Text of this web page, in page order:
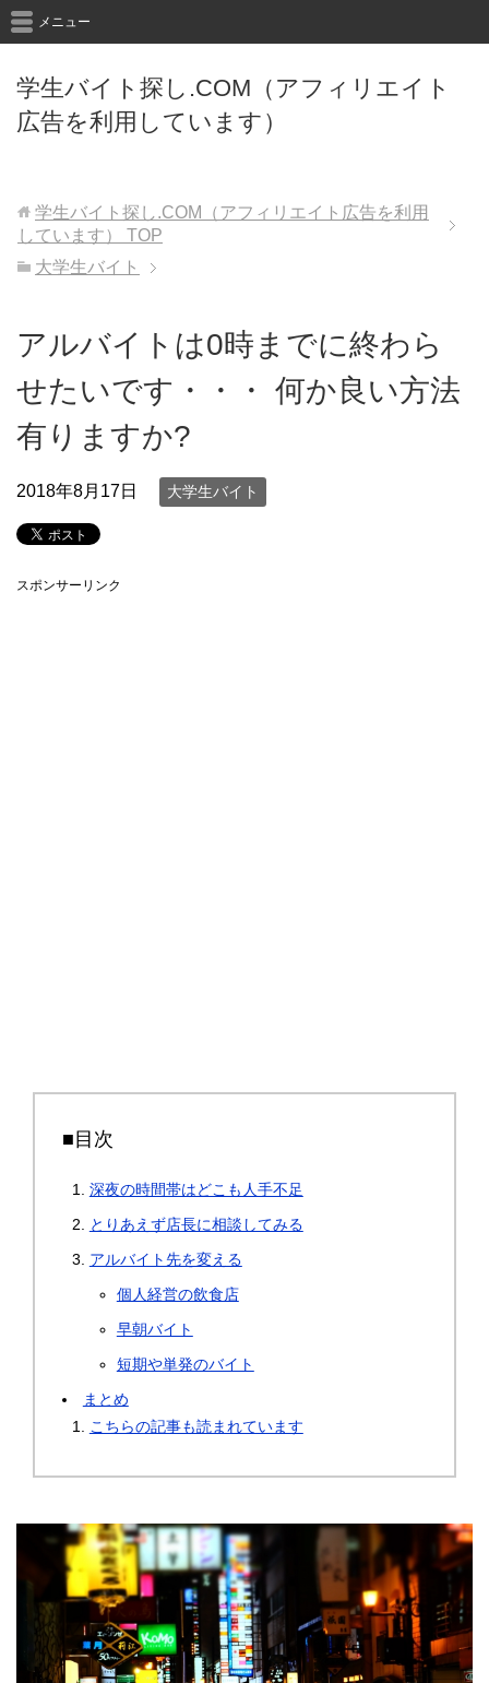
学生バイト探し.COM（アフィリエイト
広告を利用しています）
メニュー
学生バイト探し.COM（アフィリエイト広告を利用
しています）
TOP
大学生バイト
アルバイトは0時までに終わら
せたいです・・・ 何か良い方法
有りますか?
2018年8月17日 大学生バイト
スポンサーリンク
■目次
深夜の時間帯はどこも人手不足
とりあえず店長に相談してみる
アルバイト先を変える
個人経営の飲食店
早朝バイト
短期や単発のバイト
まとめ
こちらの記事も読まれています